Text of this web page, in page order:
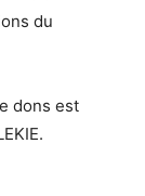
du
dons est